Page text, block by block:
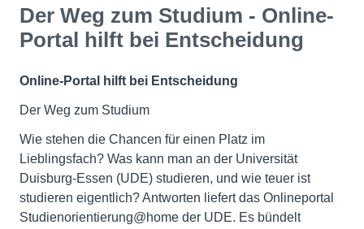
Der Weg zum Studium - Online-
Portal hilft bei Entscheidung
Online-Portal hilft bei Entscheidung
Der Weg zum Studium
Wie stehen die Chancen für einen Platz im
Lieblingsfach? Was kann man an der Universität
Duisburg-Essen (UDE) studieren, und wie teuer ist
studieren eigentlich? Antworten liefert das Onlineportal
Studienorientierung@home der UDE. Es bündelt